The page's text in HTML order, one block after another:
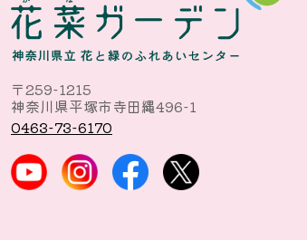
〒259-1215
神奈川県平塚市寺田縄496-1
0463-73-6170